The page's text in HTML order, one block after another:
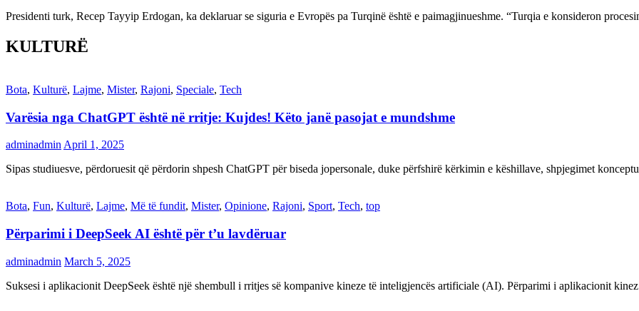
Presidenti turk, Recep Tayyip Erdogan, ka deklaruar se siguria e Evropës pa Turqinë është e paimagjinueshme. “Turqia e konsideron
KULTURË
Bota, Kulturë, Lajme, Mister, Rajoni, Speciale, Tech
Varësia nga ChatGPT është në rritje: Kujdes! Këto janë pasojat e mundshme
adminadmin April 1, 2025
Sipas studiuesve, përdoruesit që përdorin shpesh ChatGPT për biseda jopersonale, duke përfshirë kërkimin e këshillave, shpjegimet
Bota, Fun, Kulturë, Lajme, Më të fundit, Mister, Opinione, Rajoni, Sport, Tech, top
Përparimi i DeepSeek AI është për t’u lavdëruar
adminadmin March 5, 2025
Suksesi i aplikacionit DeepSeek është një shembull i rritjes së kompanive kineze të inteligjencës artificiale (AI). Përparimi i aplikacionit